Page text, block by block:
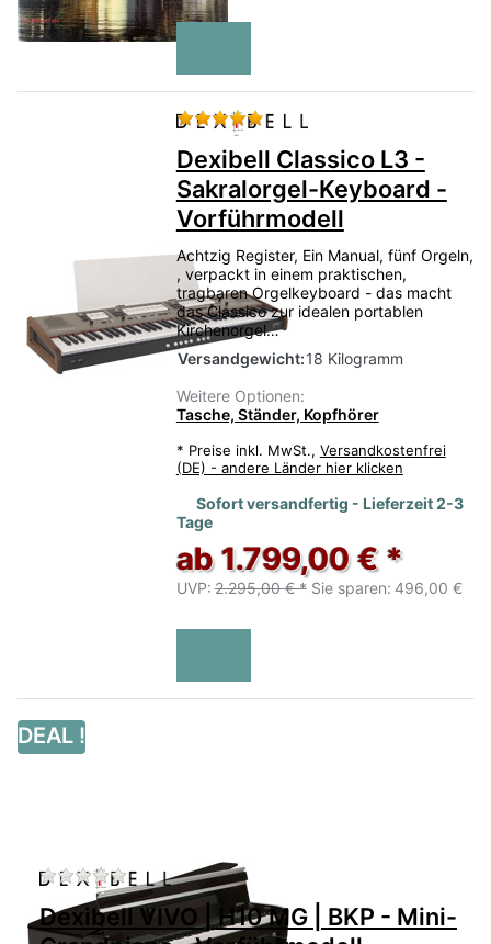
Bewertung: 4 von 5
Dexibell Classico L3 -
Sakralorgel-Keyboard -
Vorführmodell
Achtzig Register, Ein Manual, fünf Orgeln,
, verpackt in einem praktischen,
tragbaren Orgelkeyboard - das macht
das Classico zur idealen portablen
Kirchenorgel…
Versandgewicht:18 Kilogramm
Weitere Optionen:
Tasche, Ständer, Kopfhörer
* Preise inkl. MwSt., Versandkostenfrei
(DE) - andere Länder hier klicken
Sofort versandfertig - Lieferzeit 2-3
Tage
ab 1.799,00 € *
UVP: 2.295,00 € * Sie sparen: 496,00 €
DEAL !
Zu diesem Produkt liegen noch keine
Dexibell VIVO | H10 MG | BKP - Mini-